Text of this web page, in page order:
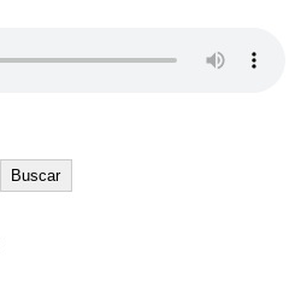
Buscar